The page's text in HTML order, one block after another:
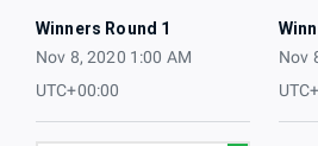
Winners Round 1
Nov 8, 2020 1:00 AM
UTC+00:00
Nov